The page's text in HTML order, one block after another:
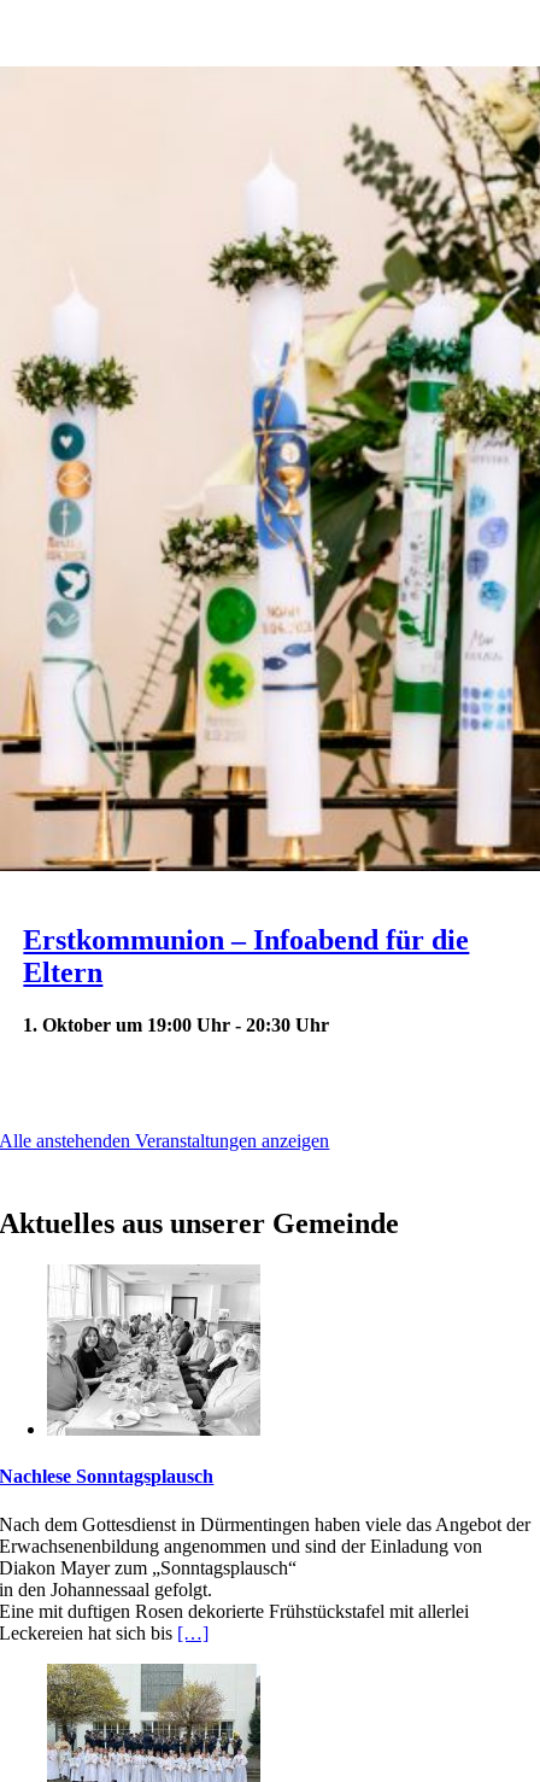
Erstkommunion – Infoabend für die
Eltern
1. Oktober um 19:00 Uhr -20:30 Uhr
Alle anstehenden Veranstaltungen anzeigen
Aktuelles aus unserer Gemeinde
Nachlese Sonntagsplausch
Nach dem Gottesdienst in Dürmentingen haben viele das Angebot der
Erwachsenenbildung angenommen und sind der Einladung von
Diakon Mayer zum „Sonntagsplausch“
in den Johannessaal gefolgt.
Eine mit duftigen Rosen dekorierte Frühstückstafel mit allerlei
Leckereien hat sich bis […]